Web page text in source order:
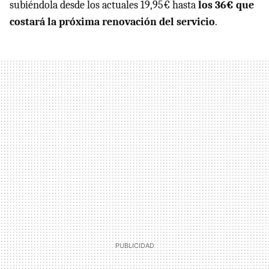
subiéndola desde los actuales 19,95€ hastalos 36€ que
costará la próxima renovación del servicio.